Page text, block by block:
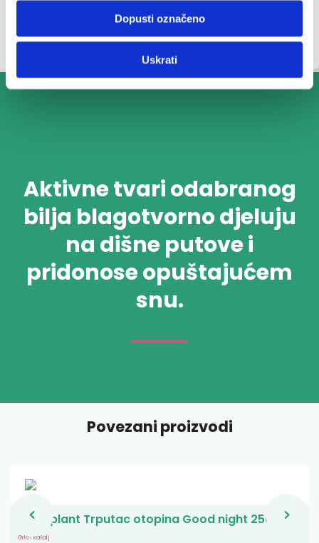
Dopusti označeno
Uskrati
Aktivne tvari odabranog
bilja blagotvorno djeluju
na dišne putove i
pridonose opuštajućem
snu.
Povezani proizvodi
Mucoplant Trputac otopina Good night 250 ml
Grlo i kašalj